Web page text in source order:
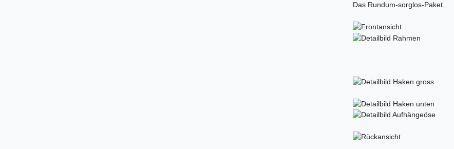
Das Rundum-sorglos-Paket.